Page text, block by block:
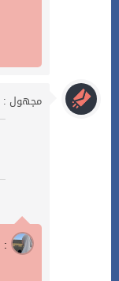
مجهول :
سجاية :